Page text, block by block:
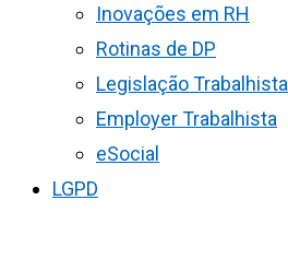
Inovações em RH
Rotinas de DP
Legislação Trabalhista
Employer Trabalhista
eSocial
LGPD